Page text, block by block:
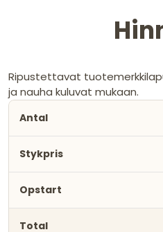
Ripustettavat
ja nauha kuluvat mukaan.